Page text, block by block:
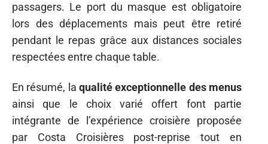
passagers. Le port du masque est obligatoire
lors des déplacements mais peut être retiré
pendant le repas grâce aux distances sociales
respectées entre chaque table.
En résumé, la qualité exceptionnelle des menus
ainsi que le choix varié offert font partie
intégrante de l’expérience croisière proposée
par Costa Croisières post-reprise tout en